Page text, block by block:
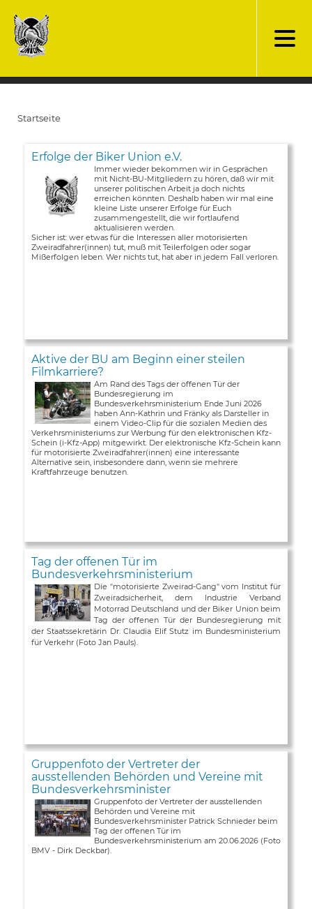
zum
Inhalt
Startseite
Erfolge der Biker Union e.V.
Immer wieder bekommen wir in Gesprächen
mit Nicht-BU-Mitgliedern zu hören, daß wir mit
unserer politischen Arbeit ja doch nichts
erreichen könnten. Deshalb haben wir mal eine
kleine Liste unserer Erfolge für Euch
zusammengestellt, die wir fortlaufend
aktualisieren werden.
Sicher ist: wer etwas für die Interessen aller motorisierten
Zweiradfahrer(innen) tut, muß mit Teilerfolgen oder sogar
Mißerfolgen leben. Wer nichts tut, hat aber in jedem Fall verloren.
Aktive der BU am Beginn einer steilen
Filmkarriere?
Am Rand des Tags der offenen Tür der
Bundesregierung im
Bundesverkehrsministerium Ende Juni 2026
haben Ann-Kathrin und Fränky als Darsteller in
einem Video-Clip für die sozialen Medien des
Verkehrsministeriums zur Werbung für den elektronischen Kfz-
Schein (i-Kfz-App) mitgewirkt. Der elektronische Kfz-Schein kann
für motorisierte Zweiradfahrer(innen) eine interessante
Alternative sein, insbesondere dann, wenn sie mehrere
Kraftfahrzeuge benutzen.
Tag der offenen Tür im
Bundesverkehrsministerium
Die "motorisierte Zweirad-Gang" vom Institut für
Zweiradsicherheit, dem Industrie Verband
Motorrad Deutschland und der Biker Union beim
Tag der offenen Tür der Bundesregierung mit
der Staatssekretärin Dr. Claudia Elif Stutz im Bundesministerium
für Verkehr (Foto Jan Pauls).
Gruppenfoto der Vertreter der
ausstellenden Behörden und Vereine mit
Bundesverkehrsminister
Gruppenfoto der Vertreter der ausstellenden
Behörden und Vereine mit
Bundesverkehrsminister Patrick Schnieder beim
Tag der offenen Tür im
Bundesverkehrsministerium am 20.06.2026 (Foto
BMV - Dirk Deckbar).